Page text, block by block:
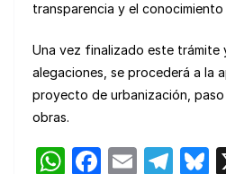
transparencia y el conocimiento
Una vez finalizado este trámite
alegaciones, se procederá a la
proyecto de urbanización,
obras.
W F
E
T